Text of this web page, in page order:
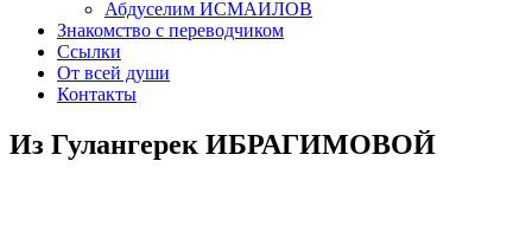
Абдуселим ИСМАИЛОВ
Знакомство с переводчиком
Ссылки
От всей души
Контакты
Из Гулангерек ИБРАГИМОВОЙ